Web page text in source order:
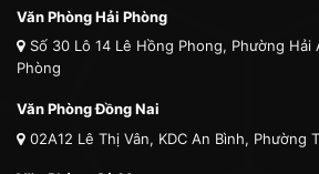
Văn Phòng Hải Phòng
Số 30 Lô 14 Lê Hồng Phong, Phường Hải
Phòng
Văn Phòng Đồng Nai
02A12 Lê Thị Vân, KDC An Bình, Phường